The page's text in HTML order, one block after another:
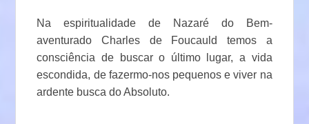
Na espiritualidade de Nazaré do Bem-
aventurado Charles de Foucauld temos a
consciência de buscar o último lugar, a vida
escondida, de fazermo-nos pequenos e viver na
ardente busca do Absoluto.